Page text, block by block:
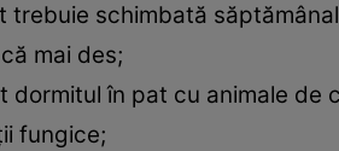
trebuie schimbată
mai des;
dormitul în pat cu animale
fungice;